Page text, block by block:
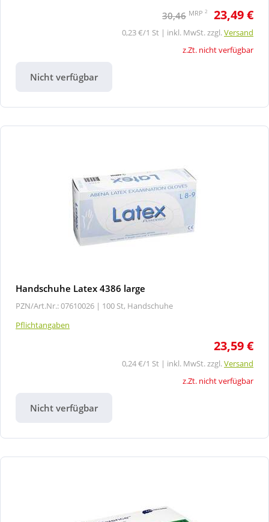
30,46 MRP 2 23,49 €
0,23 €/1 St | inkl. MwSt. zzgl.Versand
z.Zt. nicht verfügbar
Nicht verfügbar
Handschuhe Latex 4386 large
PZN/Art.Nr.: 07610026 | 100 St, Handschuhe
Pflichtangaben
23,59 €
0,24 €/1 St | inkl. MwSt. zzgl.Versand
z.Zt. nicht verfügbar
Nicht verfügbar